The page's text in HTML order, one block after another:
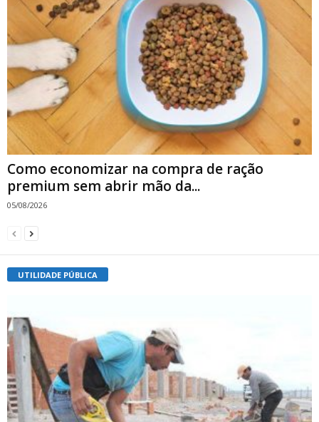
Como economizar na compra de ração
premium sem abrir mão da...
05/08/2026
UTILIDADE PÚBLICA